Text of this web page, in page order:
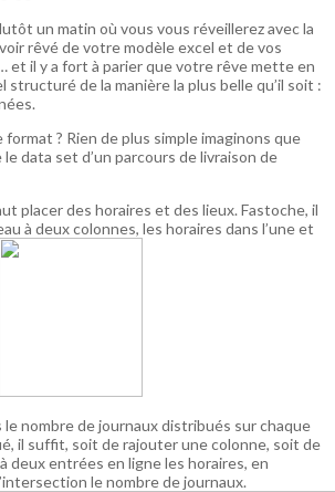
un matin où vous vous réveillerez avec la
rêvé de votre modèle excel et de vos
et il y a fort à parier que votre rêve mette en
structuré de la manière la plus belle qu’il soit :
format ? Rien de plus simple imaginons que
data set d’un parcours de livraison de
placer des horaires et des lieux. Fastoche, il
à deux colonnes, les horaires dans l’une et
nombre de journaux distribués sur chaque
il suffit, soit de rajouter une colonne, soit de
deux entrées en ligne les horaires, en
le nombre de journaux.